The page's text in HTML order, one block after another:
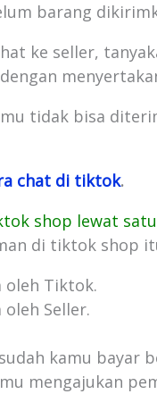
barang
ke seller,
tidak bisa
chat di tiktok.
shop lewat
di tiktok shop
oleh Tiktok.
Seller.
kamu bayar
mengajukan